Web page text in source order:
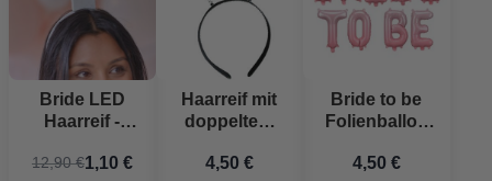
Bride LED
Haarreif -
12,90 €1,10 €
Haarreif mit
doppeltem
Einheitsgröße
4,50 €
Bride to be
Folienballon
cm
4,50 €